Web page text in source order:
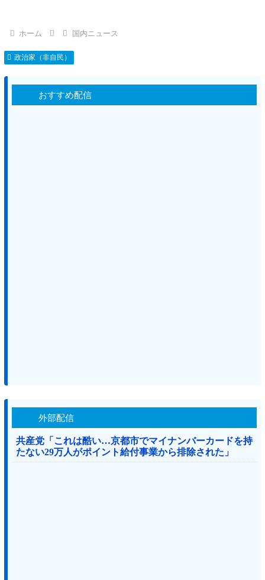
ホーム 国内ニュース
政治家（非自民）
おすすめ配信
外部配信
共産党「これは酷い…京都市でマイナンバーカードを持
たない29万人がポイント給付事業から排除された」